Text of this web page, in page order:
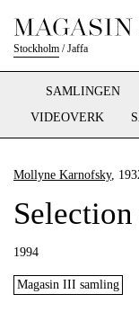
Stockholm /Jaffa
SAMLINGEN
VIDEOVERK
Mollyne Karnofsky,
1994
Magasin III samling